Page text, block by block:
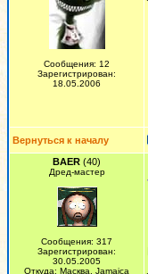
Сообщения: 12
Зарегистрирован:
18.05.2006
Вернуться к началу
BAER (40)
Дред-мастер
Сообщения: 317
Зарегистрирован:
30.05.2005
Откуда: Масква, Jamaica